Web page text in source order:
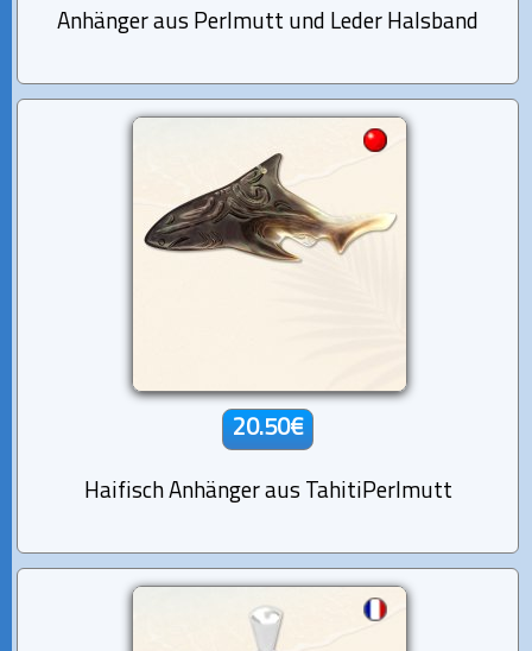
Anhänger aus Perlmutt und Leder Halsband
20.50€
Haifisch Anhänger aus TahitiPerlmutt